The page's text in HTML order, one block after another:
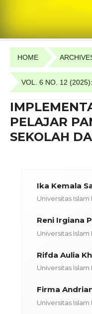
HOME
VOL. 6 NO. 12
PELAJAR
SEKOLAH
Ika Kemala
Universitas
Reni Irgiana
Universitas
Rifda Aulia
Universitas
Firma
Universitas